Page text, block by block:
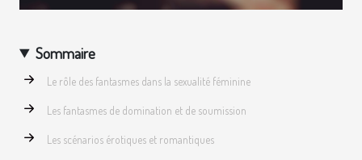
Sommaire
Le rôle des fantasmes dans la sexualité féminine
Les fantasmes de domination et de soumission
Les scénarios érotiques et romantiques